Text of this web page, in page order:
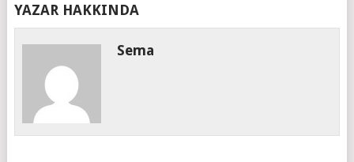
YAZAR HAKKINDA
Sema